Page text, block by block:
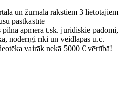
un žurnāla rakstiem 3 lietotājiem
pastkastītē
apmērā t.sk. juridiskie padomi,
noderīgi rīki un veidlapas u.c.
vairāk nekā 5000 € vērtībā!